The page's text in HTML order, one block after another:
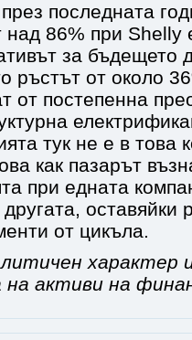
последната
над 86% при Shelly
за бъдещето
ръстът от около
от постепенна
тук не е в това
как пазарът
при едната
оставяйки
от цикъла.
характер
на активи на